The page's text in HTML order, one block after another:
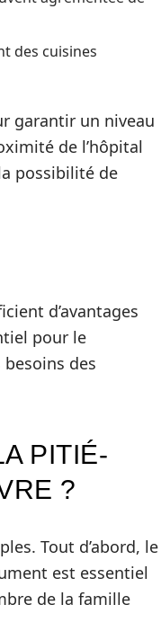
des cuisines
garantir un niveau
de l’hôpital
possibilité de
d’avantages
pour le
des
PITIÉ-
?
Tout d’abord, le
est essentiel
de la famille